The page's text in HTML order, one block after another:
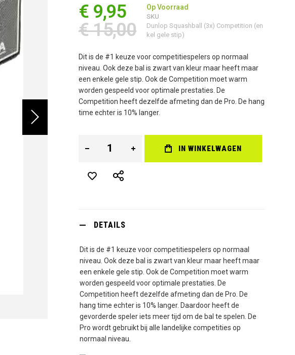
€ 9,95
€ 15,00
Op Voorraad
SKU
Dunlop Squashball (3x) Competition (en
kel gele stip)
Dit is de #1 keuze voor competitiespelers op normaal
niveau. Ook deze bal is zwart van kleur maar heeft maar
een enkele gele stip. Ook de Competition moet warm
worden gespeeld voor optimale prestaties. De
Competition heeft dezelfde afmeting dan de Pro. De hang
time echter is 10% langer.
IN WINKELWAGEN
DETAILS
Dit is de #1 keuze voor competitiespelers op normaal
niveau. Ook deze bal is zwart van kleur maar heeft maar
een enkele gele stip. Ook de Competition moet warm
worden gespeeld voor optimale prestaties. De
Competition heeft dezelfde afmeting dan de Pro. De
hang time echter is 10% langer. Daardoor heeft de
gevorderde speler iets meer tijd om de bal te spelen. De
Pro wordt gebruikt bij alle landelijke competities op
normaal niveau.